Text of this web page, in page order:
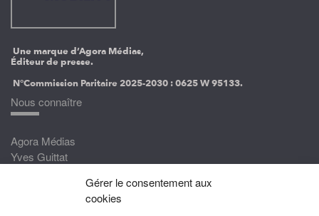
Gérer le consentement aux
cookies
Une marque d’Agora Médias,
Éditeur de presse.
N°Commission Paritaire 2025-2030 :0625 W 95133.
Nous connaître
Agora Médias
Yves Guittat